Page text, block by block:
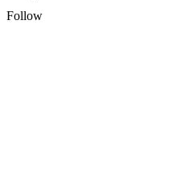
Follow